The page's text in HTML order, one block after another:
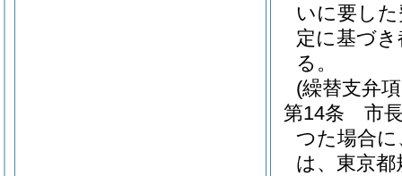
いに要し
定に基づ
る。
(繰替支弁
第14条
市
つた場合
は、東京